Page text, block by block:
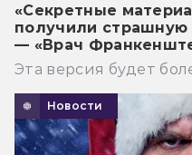
«Секретные
получили
— «Врач
Эта версия будет
Новости